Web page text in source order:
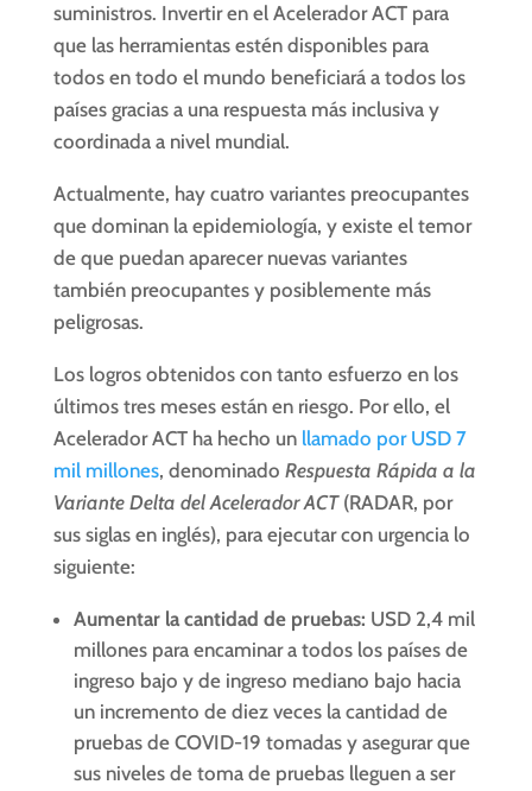
suministros. Invertir en el Acelerador ACT para
que las herramientas estén disponibles para
todos en todo el mundo beneficiará a todos los
países gracias a una respuesta más inclusiva y
coordinada a nivel mundial.
Actualmente, hay cuatro variantes preocupantes
que dominan la epidemiología, y existe el temor
de que puedan aparecer nuevas variantes
también preocupantes y posiblemente más
peligrosas.
Los logros obtenidos con tanto esfuerzo en los
últimos tres meses están en riesgo. Por ello, el
Acelerador ACT ha hecho un llamado por USD 7
mil millones, denominado Respuesta Rápida a la
Variante Delta del Acelerador ACT(RADAR, por
sus siglas en inglés), para ejecutar con urgencia lo
siguiente:
Aumentar la cantidad de pruebas: USD 2,4 mil
millones para encaminar a todos los países de
ingreso bajo y de ingreso mediano bajo hacia
un incremento de diez veces la cantidad de
pruebas de COVID-19 tomadas y asegurar que
sus niveles de toma de pruebas lleguen a ser